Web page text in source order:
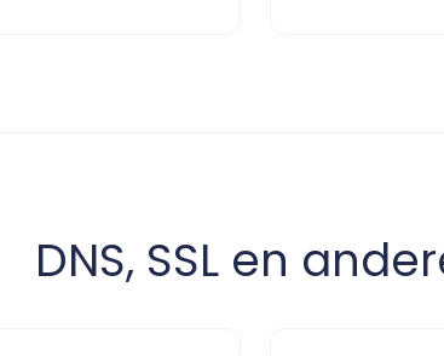
DNS, SSL en